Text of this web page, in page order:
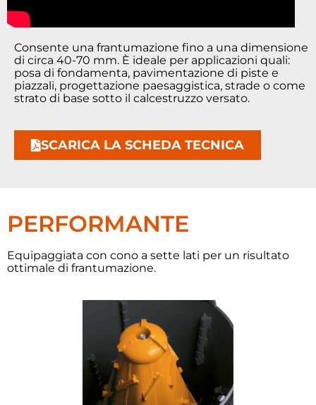
Consente una frantumazione fino a una dimensione
di circa 40-70 mm. È ideale per applicazioni quali:
posa di fondamenta, pavimentazione di piste e
piazzali, progettazione paesaggistica, strade o come
strato di base sotto il calcestruzzo versato.
SCARICA LA SCHEDA TECNICA
PERFORMANTE
Equipaggiata con cono a sette lati per un risultato
ottimale di frantumazione.